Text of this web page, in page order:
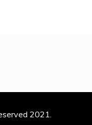
2021.